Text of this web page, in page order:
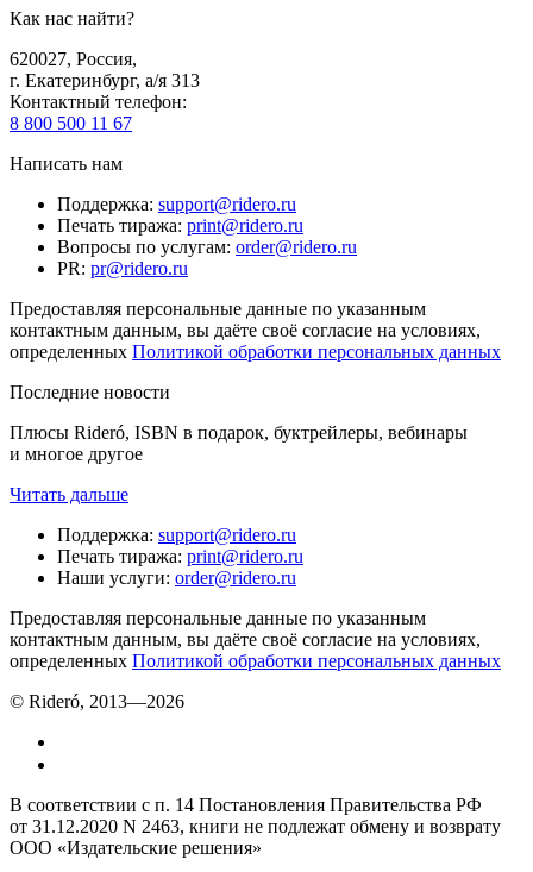
Как нас найти?
620027, Россия,
г. Екатеринбург, а/я 313
Контактный телефон:
8 800 500 11 67
Написать нам
Поддержка: support@ridero.ru
Печать тиража: print@ridero.ru
Вопросы по услугам: order@ridero.ru
PR: pr@ridero.ru
Предоставляя персональные данные по указанным
контактным данным, вы даёте своё согласие на условиях,
определенных Политикой обработки персональных данных
Последние новости
Плюсы Rideró, ISBN в подарок, буктрейлеры, вебинары
и многое другое
Читать дальше
Поддержка: support@ridero.ru
Печать тиража: print@ridero.ru
Наши услуги: order@ridero.ru
Предоставляя персональные данные по указанным
контактным данным, вы даёте своё согласие на условиях,
определенных Политикой обработки персональных данных
© Rideró, 2013—2026
В соответствии с п. 14 Постановления Правительства РФ
от 31.12.2020 N 2463, книги не подлежат обмену и возврату
ООО «Издательские решения»